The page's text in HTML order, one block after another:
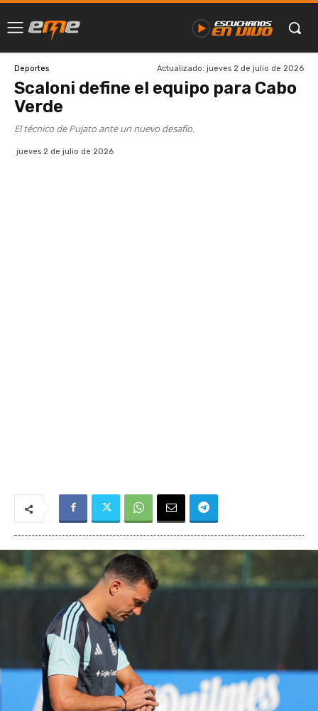
Deportes Actualizado: jueves 2 de julio de 2026
Scaloni define el equipo para Cabo
Verde
El técnico de Pujato ante un nuevo desafío.
jueves 2 de julio de 2026